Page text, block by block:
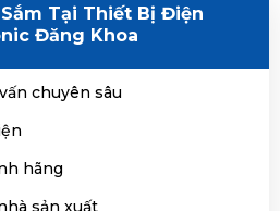
Tại Thiết Bị Điện
Đăng Khoa
chuyên sâu
hãng
sản xuất